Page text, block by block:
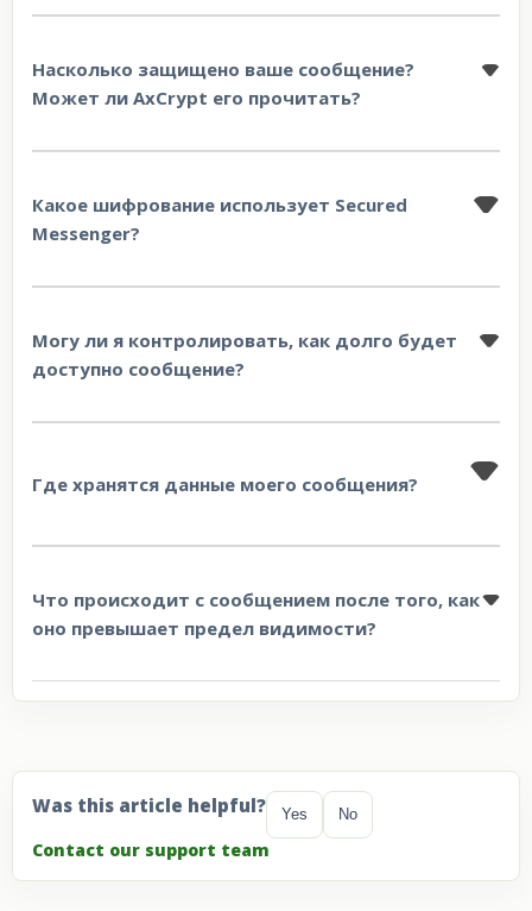
Насколько защищено ваше сообщение?
Может ли AxCrypt его прочитать?
Какое шифрование использует Secured
Messenger?
Могу ли я контролировать, как долго будет
доступно сообщение?
Где хранятся данные моего сообщения?
Что происходит с сообщением после того, как
оно превышает предел видимости?
Was this article helpful? Yes No
Contact our support team